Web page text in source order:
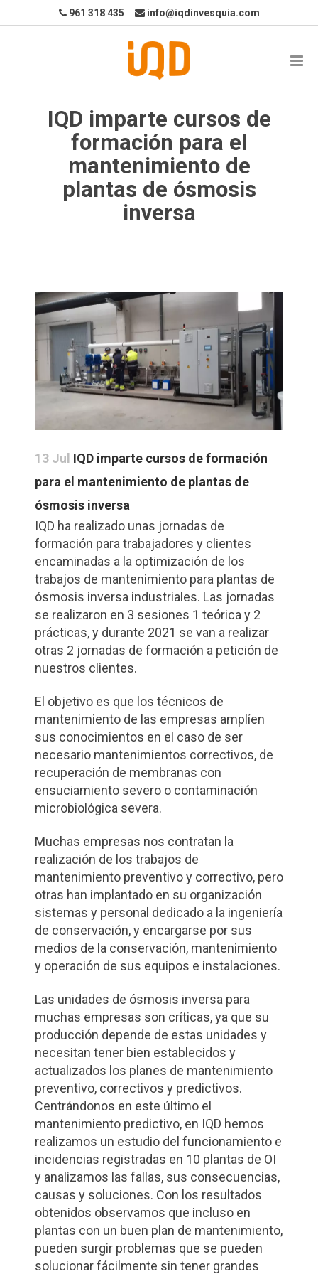
961 318 435 info@iqdinvesquia.com
IQD imparte cursos de
formación para el
mantenimiento de
plantas de ósmosis
inversa
13 Jul IQD imparte cursos de formación
para el mantenimiento de plantas de
ósmosis inversa
IQD ha realizado unas jornadas de
formación para trabajadores y clientes
encaminadas a la optimización de los
trabajos de mantenimiento para plantas de
ósmosis inversa industriales. Las jornadas
se realizaron en 3 sesiones 1 teórica y 2
prácticas, y durante 2021 se van a realizar
otras 2 jornadas de formación a petición de
nuestros clientes.
El objetivo es que los técnicos de
mantenimiento de las empresas amplíen
sus conocimientos en el caso de ser
necesario mantenimientos correctivos, de
recuperación de membranas con
ensuciamiento severo o contaminación
microbiológica severa.
Muchas empresas nos contratan la
realización de los trabajos de
mantenimiento preventivo y correctivo, pero
otras han implantado en su organización
sistemas y personal dedicado a la ingeniería
de conservación, y encargarse por sus
medios de la conservación, mantenimiento
y operación de sus equipos e instalaciones.
Las unidades de ósmosis inversa para
muchas empresas son críticas, ya que su
producción depende de estas unidades y
necesitan tener bien establecidos y
actualizados los planes de mantenimiento
preventivo, correctivos y predictivos.
Centrándonos en este último el
mantenimiento predictivo, en IQD hemos
realizamos un estudio del funcionamiento e
incidencias registradas en 10 plantas de OI
y analizamos las fallas, sus consecuencias,
causas y soluciones. Con los resultados
obtenidos observamos que incluso en
plantas con un buen plan de mantenimiento,
pueden surgir problemas que se pueden
solucionar fácilmente sin tener grandes